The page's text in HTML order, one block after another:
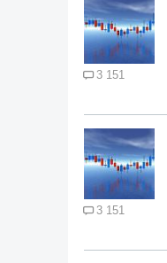
3 151
3 151